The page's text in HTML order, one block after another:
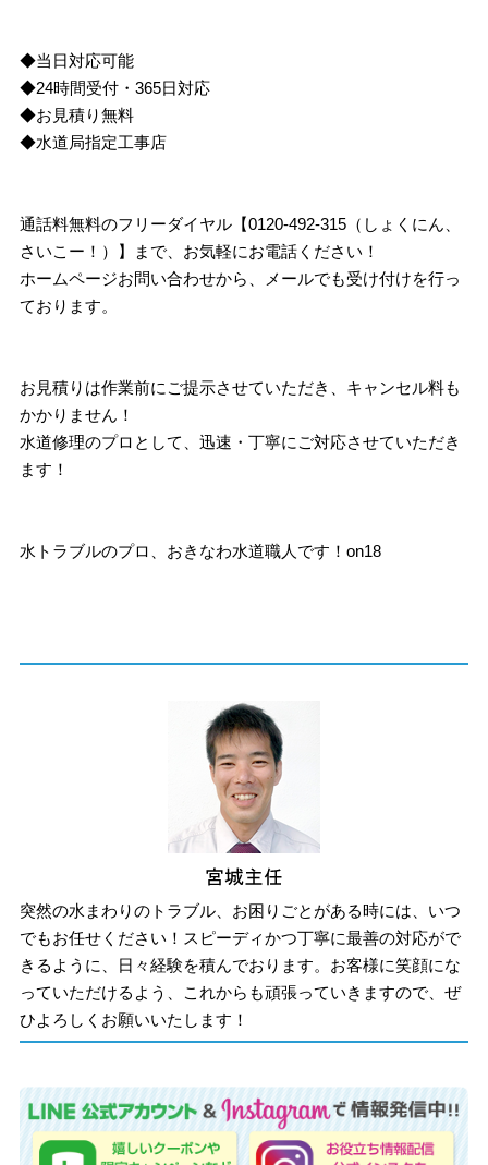
◆当日対応可能
◆24時間受付・365日対応
◆お見積り無料
◆水道局指定工事店
通話料無料のフリーダイヤル【0120-492-315（しょくにん、
さいこー！）】まで、お気軽にお電話ください！
ホームページお問い合わせから、メールでも受け付けを行っ
ております。
お見積りは作業前にご提示させていただき、キャンセル料も
かかりません！
水道修理のプロとして、迅速・丁寧にご対応させていただき
ます！
水トラブルのプロ、おきなわ水道職人です！on18
突然の水まわりのトラブル、お困りごとがある時には、いつ
でもお任せください！スピーディかつ丁寧に最善の対応がで
きるように、日々経験を積んでおります。お客様に笑顔にな
っていただけるよう、これからも頑張っていきますので、ぜ
ひよろしくお願いいたします！